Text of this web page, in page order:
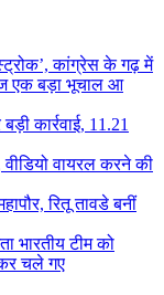
कांग्रेस के गढ़ में
एक बड़ा भूचाल आ
कार्रवाई, 11.21
वीडियो वायरल करने की
रितू तावडे बनीं
भारतीय टीम को
चले गए